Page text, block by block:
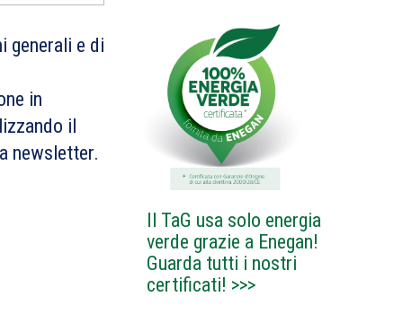
generali e di
in
il
newsletter.
Il TaG usa solo energia
verde grazie a Enegan!
Guarda tutti i nostri
certificati! >>>